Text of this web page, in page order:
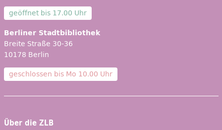
geöffnet bis 17.00 Uhr
Berliner Stadtbibliothek
Breite Straße 30-36
10178 Berlin
geschlossen bis Mo 10.00 Uhr
Über die ZLB